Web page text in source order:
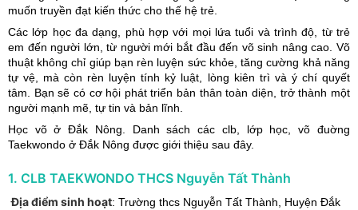
muốn truyền đạt kiến thức cho thế hệ trẻ.
Các lớp học đa dạng, phù hợp với mọi lứa tuổi và trình độ, từ trẻ
em đến người lớn, từ người mới bắt đầu đến võ sinh nâng cao. Võ
thuật không chỉ giúp bạn rèn luyện sức khỏe, tăng cường khả năng
tự vệ, mà còn rèn luyện tính kỷ luật, lòng kiên trì và ý chí quyết
tâm. Bạn sẽ có cơ hội phát triển bản thân toàn diện, trở thành một
người mạnh mẽ, tự tin và bản lĩnh.
Học võ ở Đắk Nông. Danh sách các clb, lớp học, võ đuờng
Taekwondo ở Đắk Nông được giới thiệu sau đây.
1. CLB TAEKWONDO THCS Nguyễn Tất Thành
Địa điểm sinh hoạt: Trường thcs Nguyễn Tất Thành
Huyện Đắk